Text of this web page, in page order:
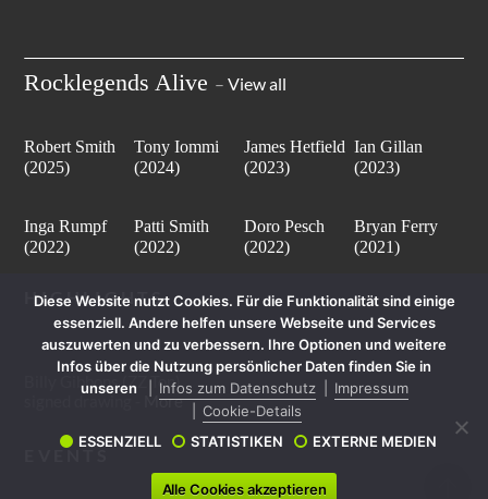
Rocklegends Alive –View all
Robert Smith
(2025)
Tony Iommi
(2024)
James Hetfield
(2023)
Ian Gillan
(2023)
Inga Rumpf
(2022)
Patti Smith
(2022)
Doro Pesch
(2022)
Bryan Ferry
(2021)
HIGHLIGHTS
Billy Gibbons (ZZ Top)
More
EVENTS
Diese Website nutzt Cookies. Für die Funktionalität sind einige
essenziell. Andere helfen unsere Webseite und Services
auszuwerten und zu verbessern. Ihre Optionen und weitere
Infos über die Nutzung persönlicher Daten finden Sie in
unseren
Infos zum Datenschutz
Impressum
Cookie-Details
ESSENZIELL
STATISTIKEN EXTERNE MEDIEN
Alle Cookies akzeptieren